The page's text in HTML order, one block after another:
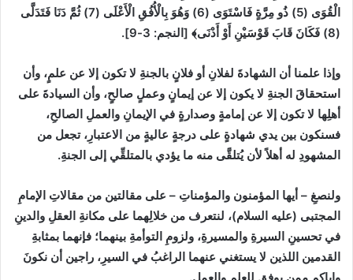
الْقُوَى (5) ذُو مِرَّةٍ فَاسْتَوَى (6) وَهُوَ بِالْأُفُقِ الْأَعْلَى (7)
ثُمَّ دَنَا فَتَدَلَّى
(8)
فَكَانَ قَابَ قَوْسَيْنِ أَوْ أَدْنَى﴾ [النجم:
3-9]
.
وإذا علمنا أن الشهادةَ لفلانِ أو فلانٍ بالجنةِ لا تكون إلا عن علمٍ، وأن
استحقاقَ الجنةِ لا يكون إلا عن إيمانٍ وعملٍ صالحٍ، وأن السيادةَ على
أهلِها لا تكون إلا عن إمامةٍ وصدارةٍ في الإيمانِ والعملِ الصالحِ،
فسنكون بين يدي شهادةٍ على درجةٍ عاليةٍ من الاعتبارِ، تجعل من
المشهودِ له أهلاً لأن يُتلقَّى منه ما يؤدي بالمتلقِّي إلى الجنةِ.
ولنصغِ – أيها المؤمنون والمؤمناتِ – على مقالتين من مقالاتِ الإمامِ
المجتبى (عليه السلام)، لنتعرف من خلالِهما على مكانةِ العقلِ والدينِ
في تحسينِ السيرةِ والمسيرةِ، ولزومِ التوأمةِ بينهما؛ فإنهما بمثابةِ
القدمين اللذين لا يستغني عنهما الراغبُ في السيرِ، راجين أن نكونَ
وإياكم ممن يوفق للعلمِ والعملِ.